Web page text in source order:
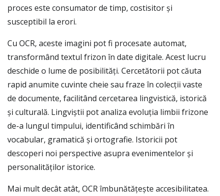
proces este consumator de timp, costisitor și
susceptibil la erori.
Cu OCR, aceste imagini pot fi procesate automat,
transformând textul frizon în date digitale. Acest lucru
deschide o lume de posibilități. Cercetătorii pot căuta
rapid anumite cuvinte cheie sau fraze în colecții vaste
de documente, facilitând cercetarea lingvistică, istorică
și culturală. Lingviștii pot analiza evoluția limbii frizone
de-a lungul timpului, identificând schimbări în
vocabular, gramatică și ortografie. Istoricii pot
descoperi noi perspective asupra evenimentelor și
personalităților istorice.
Mai mult decât atât, OCR îmbunătățește accesibilitatea.